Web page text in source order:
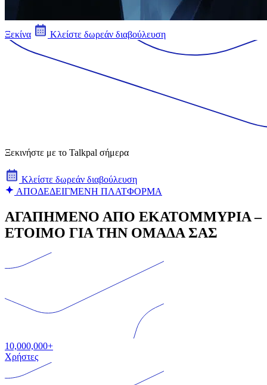
Ξεκίνα Κλείστε δωρεάν διαβούλευση
Ξεκινήστε με το Talkpal σήμερα
Κλείστε δωρεάν διαβούλευση
ΑΠΟΔΕΔΕΙΓΜΕΝΗ ΠΛΑΤΦΟΡΜΑ
ΑΓΑΠΗΜΕΝΟ ΑΠΟ ΕΚΑΤΟΜΜΥΡΙΑ –
ΕΤΟΙΜΟ ΓΙΑ ΤΗΝ ΟΜΑΔΑ ΣΑΣ
10,000,000+
Χρήστες